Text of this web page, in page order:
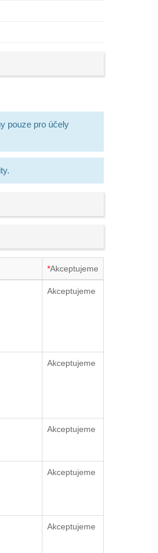
pouze pro účely
*Akceptujeme
Akceptujeme
Akceptujeme
Akceptujeme
Akceptujeme
Akceptujeme